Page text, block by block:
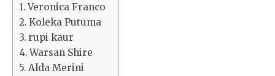
Veronica Franco
Koleka Putuma
rupi kaur
Warsan Shire
Alda Merini